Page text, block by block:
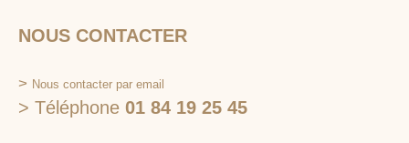
NOUS CONTACTER
> Nous contacter par email
> Téléphone 01 84 19 25 45